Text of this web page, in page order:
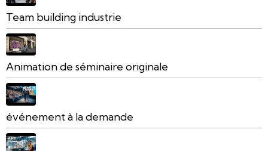
Team building industrie
Animation de séminaire originale
événement à la demande